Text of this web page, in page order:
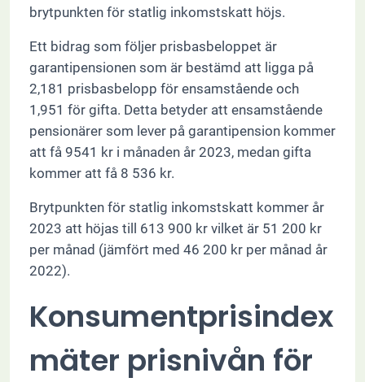
brytpunkten för statlig inkomstskatt höjs.
Ett bidrag som följer prisbasbeloppet är
garantipensionen som är bestämd att ligga på
2,181 prisbasbelopp för ensamstående och
1,951 för gifta. Detta betyder att ensamstående
pensionärer som lever på garantipension kommer
att få 9541 kr i månaden år 2023, medan gifta
kommer att få 8 536 kr.
Brytpunkten för statlig inkomstskatt kommer år
2023 att höjas till 613 900 kr vilket är 51 200 kr
per månad (jämfört med 46 200 kr per månad år
2022).
Konsumentprisindex
mäter prisnivån för